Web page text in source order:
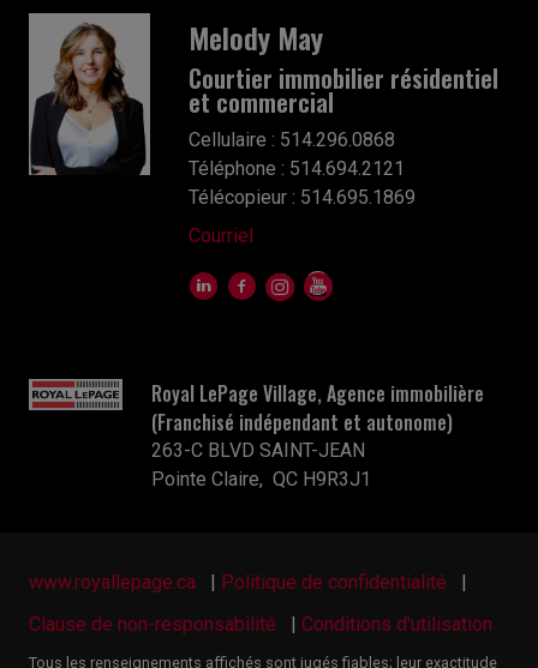
Melody May
Courtier immobilier résidentiel
et commercial
Cellulaire : 514.296.0868
Téléphone : 514.694.2121
Télécopieur : 514.695.1869
Courriel
Royal LePage Village, Agence immobilière
(Franchisé indépendant et autonome)
263-C BLVD SAINT-JEAN
Pointe Claire, QC H9R3J1
www.royallepage.ca | Politique de confidentialité
|
Clause de non-responsabilité
| Conditions d'utilisation
Tous les renseignements affichés sont jugés fiables; leur exactitude